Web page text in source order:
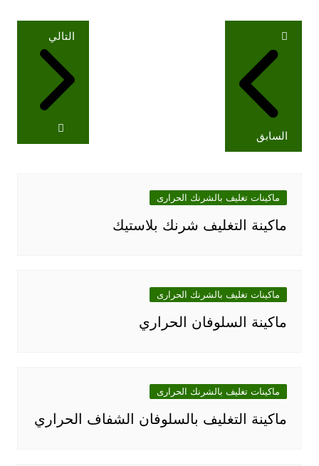
تصفّح
المقالات
السابق
التالي
ماكينات تغليف بالشرنك الحرارى
ماكينة التغليف شرنك بلاستيك
ماكينات تغليف بالشرنك الحرارى
ماكينة السلوفان الحراري
ماكينات تغليف بالشرنك الحرارى
ماكينة التغليف بالسلوفان الشفاف الحراري